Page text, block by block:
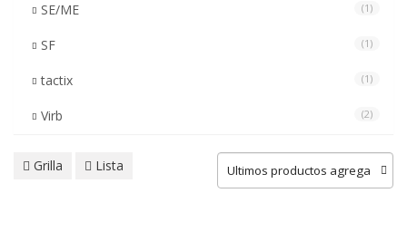
SE/ME (1)
SF (1)
tactix (1)
Virb (2)
Grilla Lista